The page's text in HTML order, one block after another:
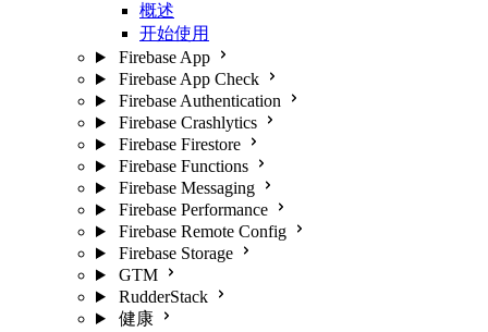
概述
开始使用
Firebase App
Firebase App Check
Firebase Authentication
Firebase Crashlytics
Firebase Firestore
Firebase Functions
Firebase Messaging
Firebase Performance
Firebase Remote Config
Firebase Storage
GTM
RudderStack
健康